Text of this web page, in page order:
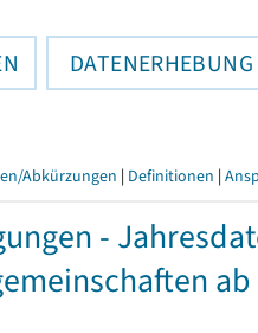
DATENERHEBUNG
Abkürzungen | Definitionen |
-
ab